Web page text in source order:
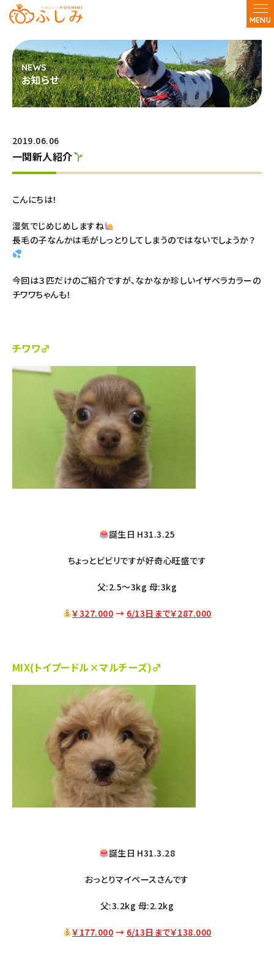
MENU
お知らせ
2019.06.06
一関新人紹介
こんにちは！
湿気でじめじめしますね
長毛の子なんかは毛がしっとりしてしまうのではないでしょうか？
今回は３匹だけのご紹介ですが、なかなか珍しいイザベラカラーの
チワワちゃんも！
チワワ♂
誕生日 H31.3.25
ちょっとビビリですが好奇心旺盛です
父:2.5〜3kg 母:3kg
￥327.000 → 6/13日まで￥287.000
MIX(トイプードル×マルチーズ)♂
誕生日 H31.3.28
おっとりマイペースさんです
父:3.2kg 母:2.2kg
￥177.000 → 6/13日まで￥138.000